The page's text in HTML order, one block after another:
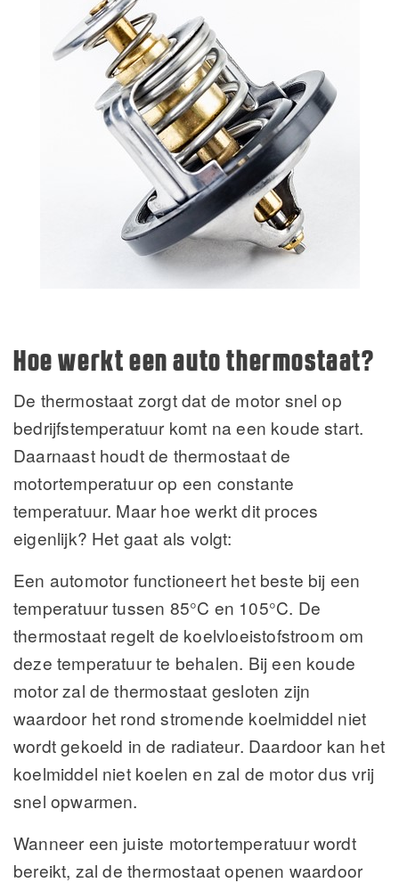
Hoe werkt een auto thermostaat?
De thermostaat zorgt dat de motor snel op
bedrijfstemperatuur komt na een koude start.
Daarnaast houdt de thermostaat de
motortemperatuur op een constante
temperatuur. Maar hoe werkt dit proces
eigenlijk? Het gaat als volgt:
Een automotor functioneert het beste bij een
temperatuur tussen 85°C en 105°C. De
thermostaat regelt de koelvloeistofstroom om
deze temperatuur te behalen. Bij een koude
motor zal de thermostaat gesloten zijn
waardoor het rond stromende koelmiddel niet
wordt gekoeld in de radiateur. Daardoor kan het
koelmiddel niet koelen en zal de motor dus vrij
snel opwarmen.
Wanneer een juiste motortemperatuur wordt
bereikt, zal de thermostaat openen waardoor